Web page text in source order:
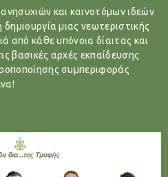
και καινοτόμων ιδεών
μιας νεωτεριστικής
από κάθε υπόνοια δίαιτας και
βασικές αρχές εκπαίδευσης
συμπεριφοράς